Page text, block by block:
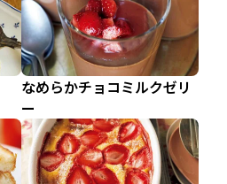
なめらかチョコミルクゼリ
ー